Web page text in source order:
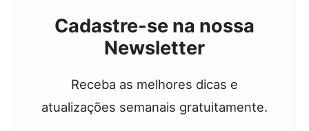
Cadastre-se na nossa
Newsletter
Receba as melhores dicas e
atualizações semanais gratuitamente.